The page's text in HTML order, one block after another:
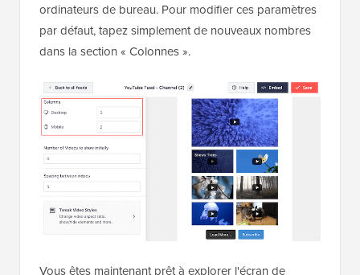
ordinateurs de bureau. Pour modifier ces paramètres
par défaut, tapez simplement de nouveaux nombres
dans la section « Colonnes ».
Vous êtes maintenant prêt à explorer l'écran de